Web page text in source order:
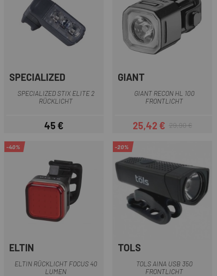
SPECIALIZED
SPECIALIZED STIX ELITE 2
RÜCKLICHT
Preis
45 €
GIANT
GIANT RECON HL 100
FRONTLICHT
Preis
25,42 €Regulärer Preis
29,90 €
-40%
ELTIN
ELTIN RÜCKLICHT FOCUS 40
LUMEN
-20%
TOLS
TOLS AINA USB 350
FRONTLICHT